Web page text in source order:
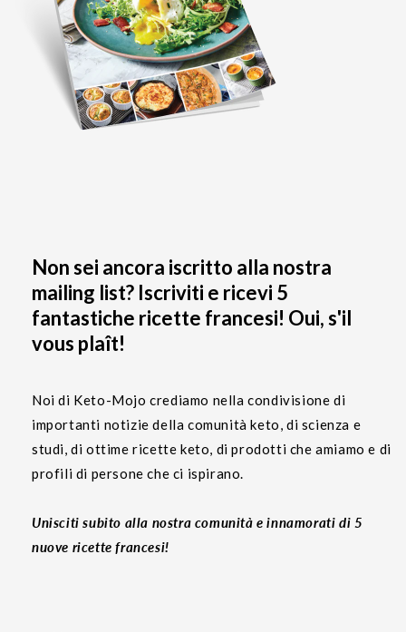
Non sei ancora iscritto alla nostra
mailing list? Iscriviti e ricevi 5
fantastiche ricette francesi! Oui, s'il
vous plaît!
Noi di Keto-Mojo crediamo nella condivisione di
importanti notizie della comunità keto, di scienza e
studi, di ottime ricette keto, di prodotti che amiamo e di
profili di persone che ci ispirano.
Unisciti subito alla nostra comunità e innamorati di 5
nuove ricette francesi!